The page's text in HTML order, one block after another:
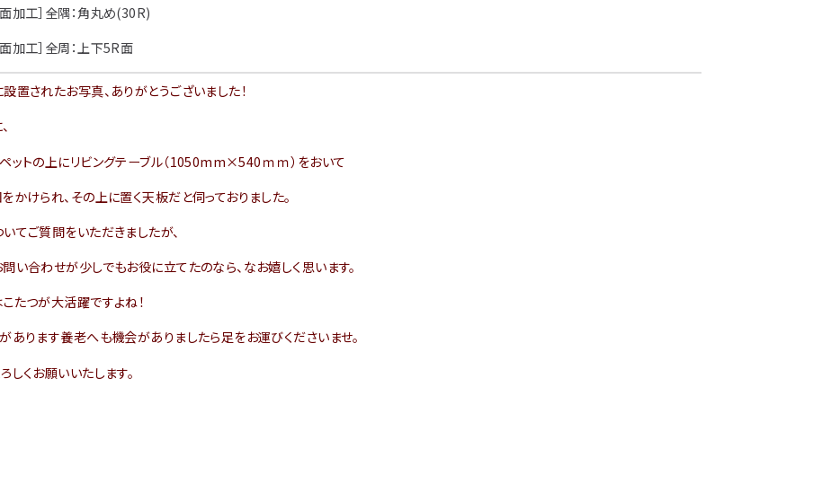
工］全隅： 角丸め(30R)
工］全周：上下5R面
置されたお写真、ありがとうございました！
ットの上にリビングテーブル（1050mm×540ｍｍ）をおいて
かけられ、その上に置く天板だと伺っておりました。
てご質問をいただきましたが、
い合わせが少しでもお役に立てたのなら、なお嬉しく思います。
たつが大活躍ですよね！
あります養老へも機会がありましたら足をお運びくださいませ。
しくお願いいたします。